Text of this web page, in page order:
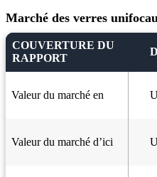
Marché des verres
COUVERTURE DU
RAPPORT
Valeur du marché en
Valeur du marché d’ici